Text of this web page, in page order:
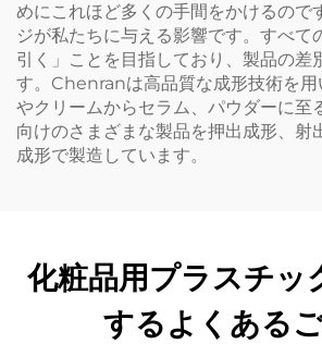
めにこれほど多くの手間をかけるので
ジが私たちに与える影響です。すべて
引く」ことを目指しており、製品の差
す。Chenranは高品質な成形技術を用
やクリームからセラム、パウダーに至
向けのさまざまな製品を押出成形、射
成形で製造しています。
化粧品用プラスチッ
するよくある